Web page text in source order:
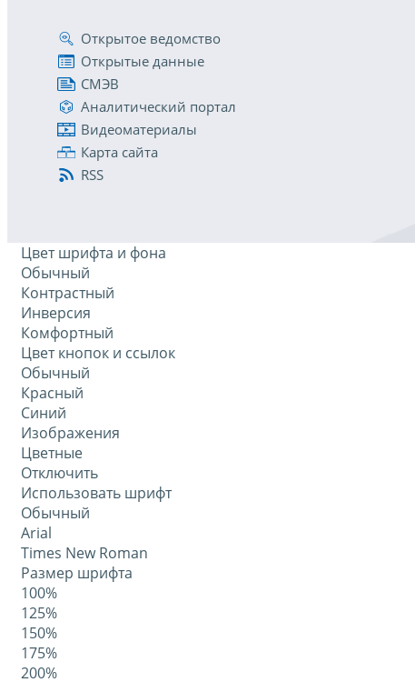
Открытое ведомство
Открытые данные
СМЭВ
Аналитический портал
Видеоматериалы
Карта сайта
RSS
Цвет шрифта и фона
Обычный
Контрастный
Инверсия
Комфортный
Цвет кнопок и ссылок
Обычный
Красный
Синий
Изображения
Цветные
Отключить
Использовать шрифт
Обычный
Arial
Times New Roman
Размер шрифта
100%
125%
150%
175%
200%